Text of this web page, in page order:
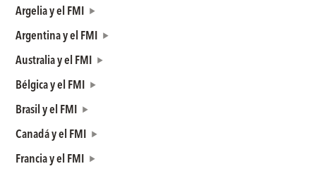
Argelia y el FMI
Argentina y el FMI
Australia y el FMI
Bélgica y el FMI
Brasil y el FMI
Canadá y el FMI
Francia y el FMI